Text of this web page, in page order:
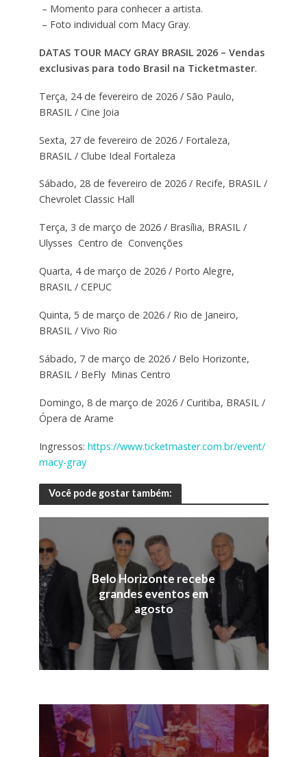
– Momento para conhecer a artista.
– Foto individual com Macy Gray.
DATAS TOUR MACY GRAY BRASIL 2026 – Vendas
exclusivas para todo Brasil na Ticketmaster.
Terça, 24 de fevereiro de 2026 / São Paulo,
BRASIL / Cine Joia
Sexta, 27 de fevereiro de 2026 / Fortaleza,
BRASIL / Clube Ideal Fortaleza
Sábado, 28 de fevereiro de 2026 / Recife, BRASIL /
Chevrolet Classic Hall
Terça, 3 de março de 2026 / Brasília, BRASIL /
Ulysses Centro de Convenções
Quarta, 4 de março de 2026 / Porto Alegre,
BRASIL / CEPUC
Quinta, 5 de março de 2026 / Rio de Janeiro,
BRASIL / Vivo Rio
Sábado, 7 de março de 2026 / Belo Horizonte,
BRASIL / BeFly Minas Centro
Domingo, 8 de março de 2026 / Curitiba, BRASIL /
Ópera de Arame
Ingressos: https://www.ticketmaster.com.br/event/
macy-gray
Você pode gostar também:
Belo Horizonte recebe
grandes eventos em
agosto